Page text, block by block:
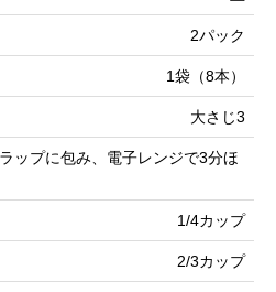
2パック
1袋（8本）
大さじ3
ップに包み、電子レンジで3分ほ
1/4カップ
2/3カップ